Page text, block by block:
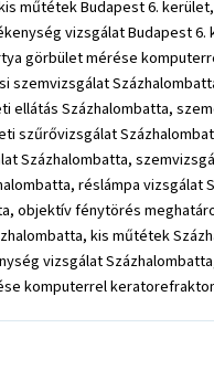
műtétek Budapest 6.
vizsgálat Budapest
görbület mérése
ellátás Százhalombatta,
szűrővizsgálat
Százhalombatta,
réslámpa
objektív fénytörés
kis műtétek
vizsgálat
komputerrel